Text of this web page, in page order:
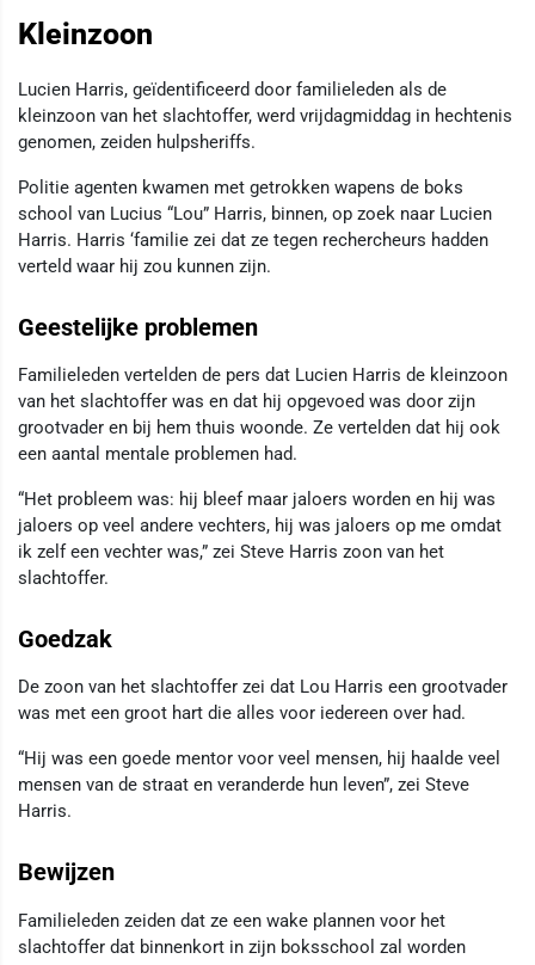
Kleinzoon
Lucien Harris, geïdentificeerd door familieleden als de
kleinzoon van het slachtoffer, werd vrijdagmiddag in hechtenis
genomen, zeiden hulpsheriffs.
Politie agenten kwamen met getrokken wapens de boks
school van Lucius “Lou” Harris, binnen, op zoek naar Lucien
Harris. Harris ‘familie zei dat ze tegen rechercheurs hadden
verteld waar hij zou kunnen zijn.
Geestelijke problemen
Familieleden vertelden de pers dat Lucien Harris de kleinzoon
van het slachtoffer was en dat hij opgevoed was door zijn
grootvader en bij hem thuis woonde. Ze vertelden dat hij ook
een aantal mentale problemen had.
“Het probleem was: hij bleef maar jaloers worden en hij was
jaloers op veel andere vechters, hij was jaloers op me omdat
ik zelf een vechter was,” zei Steve Harris zoon van het
slachtoffer.
Goedzak
De zoon van het slachtoffer zei dat Lou Harris een grootvader
was met een groot hart die alles voor iedereen over had.
“Hij was een goede mentor voor veel mensen, hij haalde veel
mensen van de straat en veranderde hun leven”, zei Steve
Harris.
Bewijzen
Familieleden zeiden dat ze een wake plannen voor het
slachtoffer dat binnenkort in zijn boksschool zal worden